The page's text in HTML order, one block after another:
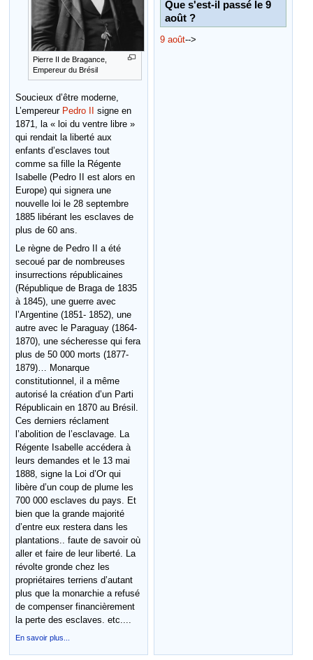
Pierre II de Bragance,
Empereur du Brésil
Soucieux d’être moderne,
L’empereur Pedro II
signe en
1871, la « loi du ventre libre »
qui rendait la liberté aux
enfants d’esclaves tout
comme sa fille la Régente
Isabelle (Pedro II est alors en
Europe) qui signera une
nouvelle loi le 28 septembre
1885 libérant les esclaves de
plus de 60 ans.
Le règne de Pedro II a été
secoué par de nombreuses
insurrections républicaines
(République de Braga de 1835
à 1845), une guerre avec
l’Argentine (1851- 1852), une
autre avec le Paraguay (1864-
1870), une sécheresse qui fera
plus de 50 000 morts (1877-
1879)… Monarque
constitutionnel, il a même
autorisé la création d’un Parti
Républicain en 1870 au Brésil.
Ces derniers réclament
l’abolition de l’esclavage. La
Régente Isabelle accédera à
leurs demandes et le 13 mai
1888, signe la Loi d’Or qui
libère d’un coup de plume les
700 000 esclaves du pays. Et
bien que la grande majorité
d’entre eux restera dans les
plantations.. faute de savoir où
aller et faire de leur liberté. La
révolte gronde chez les
propriétaires terriens d’autant
plus que la monarchie a refusé
de compenser financièrement
la perte des esclaves. etc....
En savoir plus...
Que s'est-il passé le 9
août ?
9 août-->